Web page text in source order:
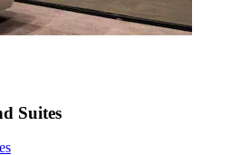
Suites